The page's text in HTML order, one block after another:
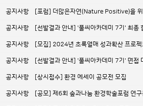
공지사항 [포럼] 더많은자연(Nature Positive)을
공지사항 [선발결과 안내] '풀씨아카데미 7기' 최종
공지사항 [모집] 2024년 초록열매 성과확산 프로
공지사항 [선발결과 안내] '풀씨아카데미 7기' 면접
공지사항 [상시접수] 환경 에세이 공모전 모집
공지사항 [공모] 제6회 숲과나눔 환경학술포럼 연